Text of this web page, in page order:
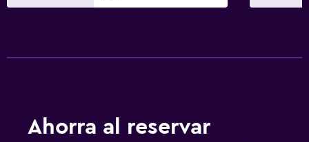
Ahorra al reservar